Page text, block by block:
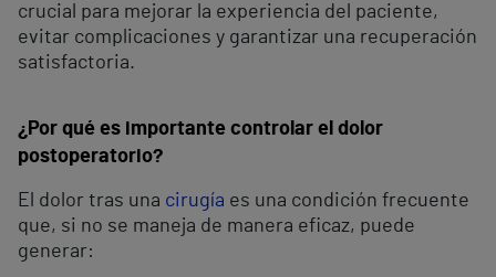
crucial para mejorar la experiencia del paciente,
evitar complicaciones y garantizar una recuperación
satisfactoria.
¿Por qué es importante controlar el dolor
postoperatorio?
El dolor tras una cirugía es una condición frecuente
que, si no se maneja de manera eficaz, puede
generar: